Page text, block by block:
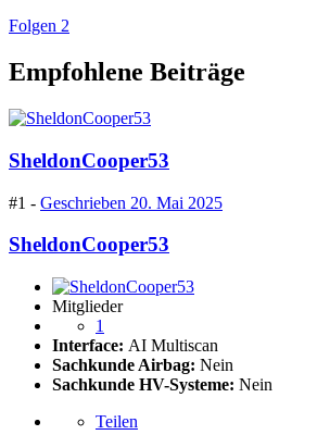
Folgen 2
Empfohlene Beiträge
SheldonCooper53
#1 - Geschrieben 20. Mai 2025
SheldonCooper53
Mitglieder
1
Interface: AI Multiscan
Sachkunde Airbag: Nein
Sachkunde HV-Systeme: Nein
Teilen